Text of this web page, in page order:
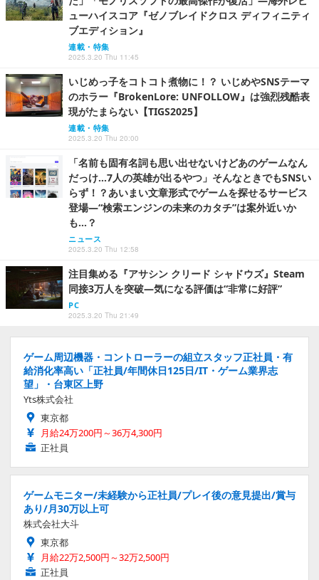
ューハイスコア『ゼノブレイドクロス ディフィニティ
ブエディション』
連載・特集
2025.3.20 Thu 11:45
いじめっ子をコトコト煮物に！？ いじめやSNSテーマ
のホラー『BrokenLore: UNFOLLOW』は強烈残酷表
現がたまらない【TIGS2025】
連載・特集
2025.3.20 Thu 20:00
「名前も固有名詞も思い出せないけどあのゲームなん
だっけ…7人の英雄が出るやつ」そんなときでもSNSい
らず！？あいまい文章形式でゲームを探せるサービス
登場―“検索エンジンの未来のカタチ”は案外近いか
も…？
ニュース
2025.3.20 Thu 12:58
注目集める『アサシン クリード シャドウズ』Steam
同接3万人を突破―気になる評価は“非常に好評”
PC
2025.3.20 Thu 21:49
ゲーム周辺機器・コントローラーの組立スタッフ正社員・有
給消化率高い「正社員/年間休日125日/IT・ゲーム業界志
望」・台東区上野
Yts株式会社
東京都
月給24万200円～36万4,300円
正社員
ゲームモニター/未経験から正社員/プレイ後の意見提出/賞与
あり/月30万以上可
株式会社大斗
東京都
月給22万2,500円～32万2,500円
正社員